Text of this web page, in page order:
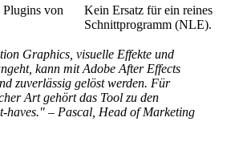
von
Kein Ersatz für ein reines
Schnittprogramm (NLE).
Graphics, visuelle Effekte und
kann mit Adobe After Effects
zuverlässig gelöst werden. Für
Art gehört das Tool zu den
haves." – Pascal, Head of Marketing